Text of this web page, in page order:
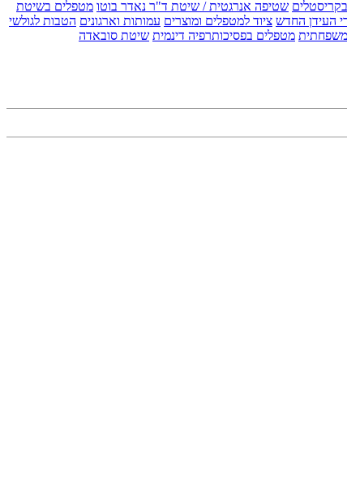
שטיפה אנרגטית / שיטת ד"ר נאדר בוטו מטפלים בשיטת
העידן החדש ציוד למטפלים ומוצרים עמותות וארגונים הטבות לגולשי
משפחתית מטפלים בפסיכותרפיה דינמית שיטת סובאדה